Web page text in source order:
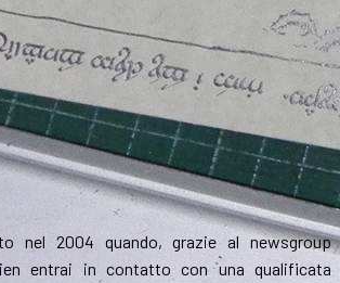
nel 2004 quando, grazie al newsgroup
entrai in contatto con una qualificata